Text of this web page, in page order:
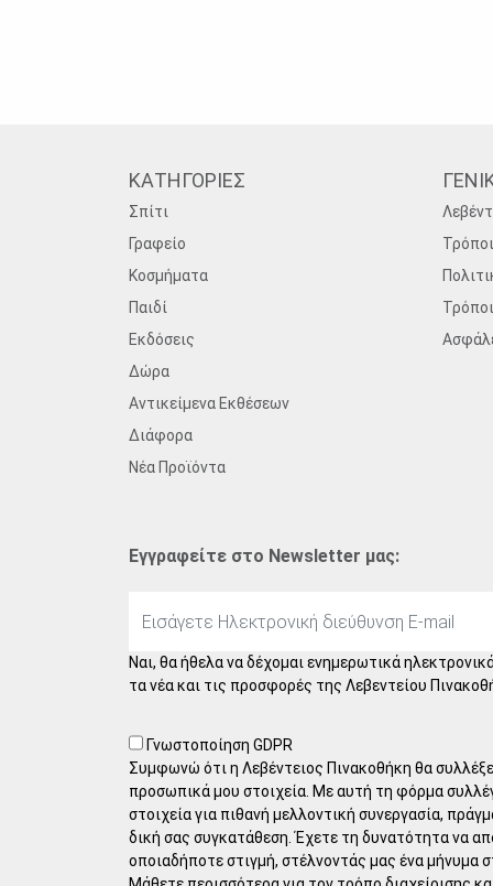
ΚΑΤΗΓΟΡΙΕΣ
Σπίτι
Γραφείο
Κοσμήματα
Παιδί
Εκδόσεις
Δώρα
Αντικείμενα Εκθέσεων
Διάφορα
Νέα Προϊόντα
Εγγραφείτε στο Newsletter μας:
Ναι, θα ήθελα να δέχομαι ενημερωτικά
τα νέα και τις προσφορές της Λεβεντείου
Γνωστοποίηση GDPR
Συμφωνώ ότι η Λεβέντειος Πινακοθήκη θα
προσωπικά μου στοιχεία. Με αυτή τη φόρμα
στοιχεία για πιθανή μελλοντική συνεργασία,
δική σας συγκατάθεση. Έχετε τη δυνατότητα να
οποιαδήποτε στιγμή, στέλνοντάς μας ένα μήνυμα